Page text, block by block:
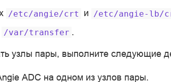
/etc/angie/crt и /etc/angie-lb/
/var/transfer .
узлы пары, выполните следующие
ADC на одном из узлов пары.